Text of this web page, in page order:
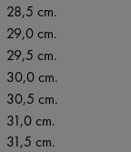
28,5 cm.
29,0 cm.
29,5 cm.
30,0 cm.
30,5 cm.
31,0 cm.
31,5 cm.